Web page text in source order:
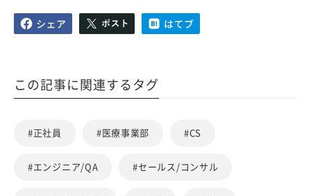
この記事に関連するタグ
#正社員 #医療事業部 #CS
#エンジニア/QA #セールス/コンサル